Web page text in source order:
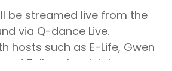
be streamed live from the
via Q-dance Live.
hosts such as E-Life, Gwen
and Tellem, hardstyle